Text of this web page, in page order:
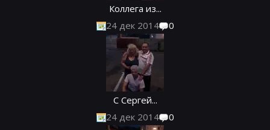
Коллега из...
24 дек 2014
0
С Сергей...
24 дек 2014
0